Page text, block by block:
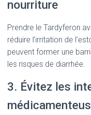
nourriture
Prendre le Tardyferon
réduire l’irritation de
peuvent former une
les risques de diarrhée.
3. Évitez les